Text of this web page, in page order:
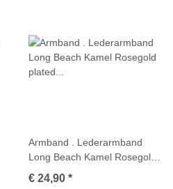
Armband . Lederarmband
Long Beach Kamel Rosegold
plated poliert . M01706
€ 24,90 *